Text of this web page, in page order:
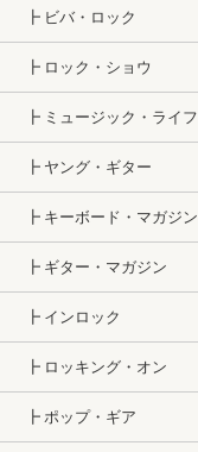
┣ ビバ・ロック
┣ ロック・ショウ
┣ ミュージック・ライフ
┣ ヤング・ギター
┣ キーボード・マガジン
┣ ギター・マガジン
┣ インロック
┣ ロッキング・オン
┣ ポップ・ギア